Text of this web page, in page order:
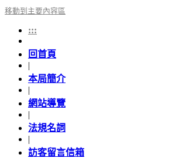
移動到主要內容區
:::
回首頁
|
本局簡介
|
網站導覽
|
法規名詞
|
訪客留言信箱